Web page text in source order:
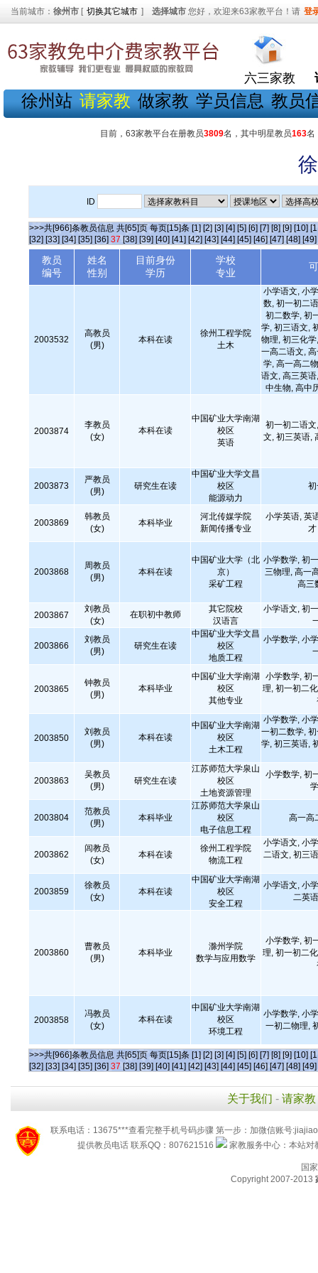
当前城市： 徐州市 [ 切换其它城市 ] 选择城市 您好，欢迎来63家教平台！请 登
六三家教
徐州站 请家教 做家教 学员信息 教员
目前，63家教平台在册教员3809名，其中明星教员163名
ID
>>>共[966]条教员信息 共[65]页 每页[15]条 [1] [2] [3] [4] [5] [6] [7] [8] [9] [10]
[32] [33] [34] [35] [36] 37 [38] [39] [40] [41] [42] [43] [44] [45] [46] [47] [48] [49]
教员
编号
姓名
性别
目前身份
学历
学校
专业
2003532
高教员
(男)
本科在读
徐州工程学院
土木
小学语文, 小
数, 初一初二
初二数学, 初
学, 初三语文,
物理, 初三化
一高二语文,
学, 高一高二
语文, 高三英
中生物, 高中
2003874
李教员
(女)
本科在读
中国矿业大学南湖
校区
英语
初一初二语
文, 初三英语,
2003873
严教员
(男)
研究生在读
中国矿业大学文昌
校区
能源动力
2003869
韩教员
(女)
本科毕业
河北传媒学院
新闻传播专业
小学英语, 英
2003868
周教员
(男)
本科在读
中国矿业大学（北
京）
采矿工程
小学数学, 初
三物理, 高一
高三
2003867
刘教员
(女)
在职初中教师
其它院校
汉语言
小学语文, 初
2003866
刘教员
(男)
研究生在读
中国矿业大学文昌
校区
地质工程
小学数学, 小
2003865
钟教员
(男)
本科毕业
中国矿业大学南湖
校区
其他专业
小学数学, 初
理, 初一初二
2003850
刘教员
(男)
本科在读
中国矿业大学南湖
校区
土木工程
小学数学, 小
一初二数学,
学, 初三英语,
2003863
吴教员
(男)
研究生在读
江苏师范大学泉山
校区
土地资源管理
小学数学, 初
2003804
范教员
(男)
本科毕业
江苏师范大学泉山
校区
电子信息工程
高一高
2003862
闾教员
(女)
本科在读
徐州工程学院
物流工程
小学语文, 小
二语文, 初三
2003859
徐教员
(女)
本科在读
中国矿业大学南湖
校区
安全工程
小学语文, 小
二英
2003860
曹教员
(男)
本科毕业
滁州学院
数学与应用数学
小学数学, 初
理, 初一初二
2003858
冯教员
(女)
本科在读
中国矿业大学南湖
校区
环境工程
小学数学, 小
一初二物理,
>>>共[966]条教员信息 共[65]页 每页[15]条 [1] [2] [3] [4] [5] [6] [7] [8] [9] [10]
[32] [33] [34] [35] [36] 37 [38] [39] [40] [41] [42] [43] [44] [45] [46] [47] [48] [49]
关于我们 - 请家教
联系电话：13675***查看完整手机号码步骤 第一步：加微信账号
提供教员电话 联系QQ：807621516
家教服务中心：本站
国
Copyright 2007-2013